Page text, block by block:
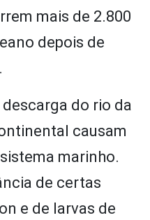
mais de 2.800
depois de
do rio da
causam
marinho.
de certas
e de larvas de